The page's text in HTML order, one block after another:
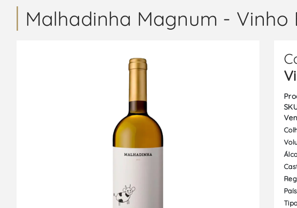
Malhadinha Magnum - Vinho
País